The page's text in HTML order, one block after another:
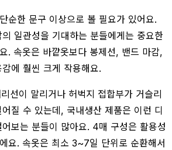
순한 문구 이상으로 볼 필요가 있어요.
일관성을 기대하는 분들에게는 중요한
. 속옷은 바깥옷보다 봉제선, 밴드 마감,
에 훨씬 크게 작용해요.
선이 말리거나 허벅지 접합부가 거슬리
질 수 있는데, 국내생산 제품은 이런 디
보는 분들이 많아요. 4매 구성은 활용성
요. 속옷은 최소 3~7일 단위로 순환해서